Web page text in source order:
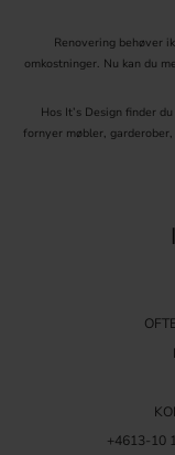
Renovering behøver
omkostninger. Nu kan du
Hos It’s Design finder
fornyer møbler,
+4613-10